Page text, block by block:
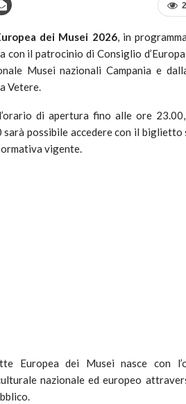
dei Musei 2026, in
il patrocinio di Consiglio
Musei nazionali Campania e
Vetere.
di apertura fino alle ore
possibile accedere con il biglietto
vigente.
Europea dei Musei nasce con
nazionale ed europeo